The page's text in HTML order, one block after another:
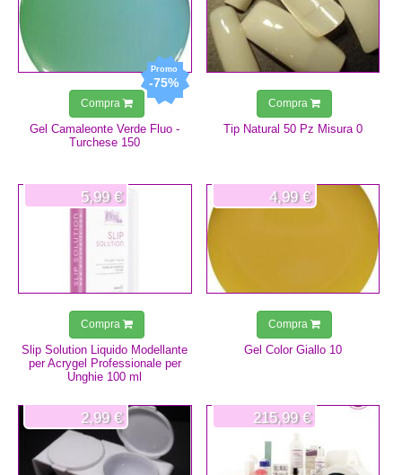
-75%
Gel Camaleonte Verde Fluo -
Turchese 150
Compra
Tip Natural 50 Pz Misura 0
Compra
Slip Solution Liquido Modellante
per Acrygel Professionale per
Unghie 100 ml
5,99 €
Compra
Gel Color Giallo 10
4,99 €
Compra
2,99 € 215,99 €